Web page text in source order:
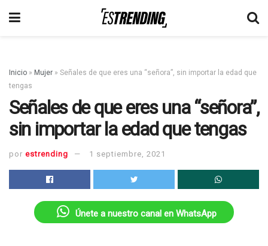
Inicio » Mujer » Señales de que eres una “señora”, sin importar la edad que
tengas
Señales de que eres una “señora”,
sin importar la edad que tengas
por estrending 1 septiembre, 2021
Únete a nuestro canal en WhatsApp